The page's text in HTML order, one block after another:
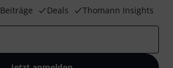
Deals Thomann Insights